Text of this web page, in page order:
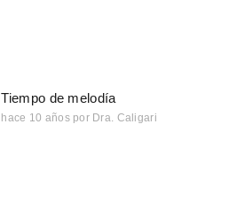
Tiempo de melodía
hace 10 años por Dra. Caligari